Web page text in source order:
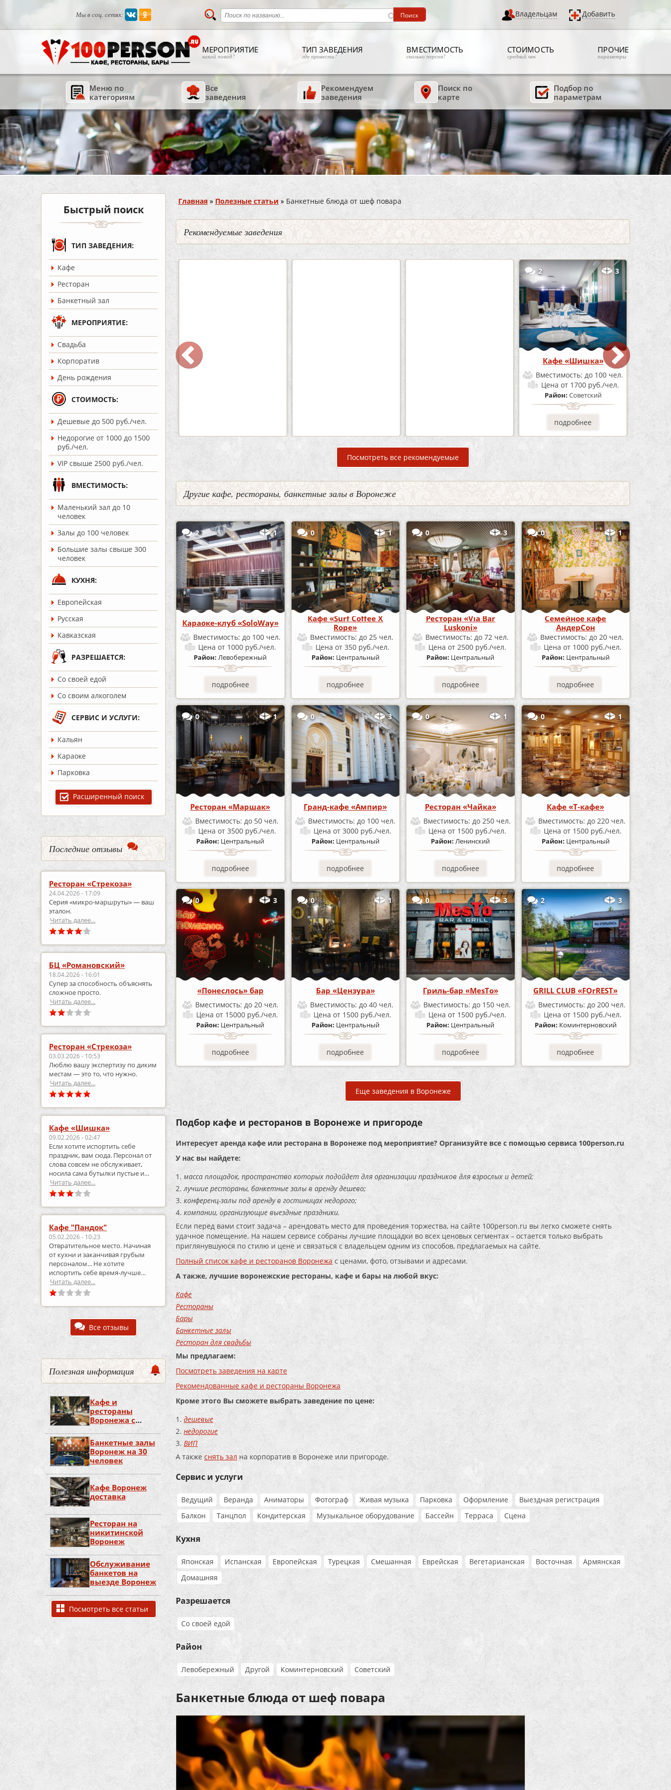
Мы в соц. сетях: Владельцам Добавить
МЕРОПРИЯТИЕ
какой повод?
ТИП ЗАВЕДЕНИЯ
где провести?
ВМЕСТИМОСТЬ
сколько персон?
СТОИМОСТЬ
средний чек
ПРОЧИЕ
параметры
Меню по
категориям
Все
заведения
Рекомендуем
заведения
Поиск по
карте
Подбор по
параметрам
Быстрый поиск
ТИП ЗАВЕДЕНИЯ:
Кафе
Ресторан
Банкетный зал
МЕРОПРИЯТИЕ:
Cвадьба
Корпоратив
День рождения
СТОИМОСТЬ:
Дешевые до 500 руб./чел.
Недорогие от 1000 до 1500
руб./чел.
VIP свыше 2500 руб./чел.
ВМЕСТИМОСТЬ:
Маленький зал до 10
человек
Залы до 100 человек
Большие залы свыше 300
человек
КУХНЯ:
Европейская
Русская
Кавказская
РАЗРЕШАЕТСЯ:
Со своей едой
Со своим алкоголем
СЕРВИС И УСЛУГИ:
Кальян
Караоке
Парковка
Расширенный поиск
Последние отзывы
Ресторан «Стрекоза»
24.04.2026 - 17:09
Серия «микро‑маршруты» — ваш
эталон.
Читать далее...
БЦ «Романовский»
18.04.2026 - 16:01
Супер за способность объяснять
сложное просто.
Читать далее...
Ресторан «Стрекоза»
03.03.2026 - 10:53
Люблю вашу экспертизу по диким
местам — это то, что нужно.
Читать далее...
Кафе «Шишка»
09.02.2026 - 02:47
Если хотите испортить себе
праздник, вам сюда. Персонал от
слова совсем не обслуживает,
носила сама бутылки пустые и
приносила полные.
Читать далее...
Кафе "Пандок"
05.02.2026 - 10:23
Отвратительное место. Начиная
от кухни и заканчивая грубым
персоналом... Не хотите
испортить себе время-лучше
выберите что-то другое..
Читать далее...
Все отзывы
Полезная информация
Кафе и
рестораны
Воронежа с
живой музыкой
Банкетные залы
Воронеж на 30
человек
Кафе Воронеж
доставка
Ресторан на
никитинской
Воронеж
Обслуживание
банкетов на
выезде Воронеж
Посмотреть все статьи
Вы здесь
Главная » Полезные статьи » Банкетные блюда от шеф повара
Рекомендуемые заведения
5
до 160 чел.
1200 руб./чел.
Кафе «Шишка»
Вместимость:
Ценаот 1700 руб./чел.
Район:
подробнее
2 3
Кафе «Шишка»
Вместимость: до 100 чел.
Цена от 1700 руб./чел.
Район: Советский
подробнее
Посмотреть все рекомендуемые
Другие кафе, рестораны, банкетные залы в Воронеже
2 1
Караоке-клуб «SoloWay»
Вместимость: до 100 чел.
Ценаот 1000 руб./чел.
Район:Левобережный
подробнее
0 1
Кафе «Surf Coffee X
Rope»
Вместимость: до 25 чел.
Цена от 350 руб./чел.
Район: Центральный
подробнее
0 3
Ресторан «Via Bar
Luskoni»
Вместимость: до 72 чел.
Ценаот 2500 руб./чел.
Район: Центральный
подробнее
0 1
Семейное кафе
АндерСон
Вместимость: до 20 чел.
Цена от 1000 руб./чел.
Район: Центральный
подробнее
0 1
Ресторан «Маршак»
Вместимость: до 50 чел.
Ценаот 3500 руб./чел.
Район: Центральный
подробнее
0 3
Гранд-кафе «Ампир»
Вместимость: до 100 чел.
Цена от 3000 руб./чел.
Район: Центральный
подробнее
0 1
Ресторан «Чайка»
Вместимость: до 250 чел.
Ценаот 1500 руб./чел.
Район:Ленинский
подробнее
0 1
Кафе «Т-кафе»
Вместимость: до 220 чел.
Цена от 1500 руб./чел.
Район: Центральный
подробнее
0 3
«Понеслось» бар
Вместимость: до 20 чел.
Ценаот 15000 руб./чел.
Район: Центральный
подробнее
0 1
Бар «Цензура»
Вместимость: до 40 чел.
Цена от 1500 руб./чел.
Район: Центральный
подробнее
0 3
Гриль-бар «MesTo»
Вместимость: до 150 чел.
Ценаот 1500 руб./чел.
Район: Центральный
подробнее
2 3
GRILL CLUB «FOrREST»
Вместимость: до 200 чел.
Цена от 1500 руб./чел.
Район: Коминтерновский
подробнее
Еще заведения в Воронеже
Подбор кафе и ресторанов в Воронеже и пригороде
Интересует аренда кафе или ресторана в Воронеже под мероприятие? Организуйте все с помощью сервиса 100person.ru
У нас вы найдете:
масса площадок, пространство которых подойдет для организации праздников для взрослых и детей;
лучшие рестораны, банкетные залы в аренду дешево;
конференц-залы под аренду в гостиницах недорого;
компании, организующие выездные праздники.
Если перед вами стоит задача – арендовать место для проведения торжества, на сайте 100person.ru вы легко сможете снять
удачное помещение. На нашем сервисе собраны лучшие площадки во всех ценовых сегментах – остается только выбрать
приглянувшуюся по стилю и цене и связаться с владельцем одним из способов, предлагаемых на сайте.
Полный список кафе и ресторанов Воронежас ценами, фото, отзывами и адресами.
А также, лучшие воронежские рестораны, кафе и бары на любой вкус:
Кафе
Рестораны
Бары
Банкетные залы
Ресторан для свадьбы
Мы предлагаем:
Посмотреть заведения на карте
Рекомендованные кафе и рестораны Воронежа
Кроме этого Вы сможете выбрать заведение по цене:
дешевые
недорогие
ВИП
А также снять зал на корпоратив в Воронеже или пригороде.
Сервис и услуги
Ведущий Веранда Аниматоры Фотограф Живая музыка Парковка Оформление
Выездная регистрация
Балкон
Танцпол Кондитерская Музыкальное оборудование Бассейн Терраса Сцена
Кухня
Японская Испанская Европейская Турецкая Смешанная Еврейская Вегетарианская Восточная
Армянская
Домашняя
Разрешается
Со своей едой
Район
Левобережный Другой Коминтерновский Советский
Банкетные блюда от шеф повара